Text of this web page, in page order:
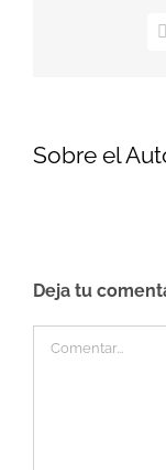
Sobre el
Deja tu